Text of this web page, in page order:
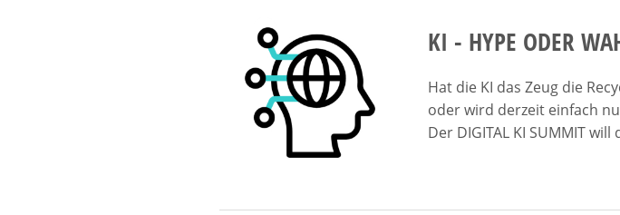
KI - HYPE ODER
Hat die KI das Zeug die
oder wird derzeit einfach
Der DIGITAL KI SUMMIT